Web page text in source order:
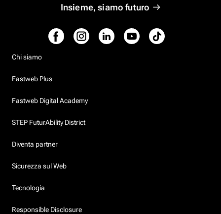
Insieme, siamo futuro
Chi siamo
Fastweb Plus
Fastweb Digital Academy
STEP FuturAbility District
Diventa partner
Sicurezza sul Web
Tecnologia
Responsible Disclosure